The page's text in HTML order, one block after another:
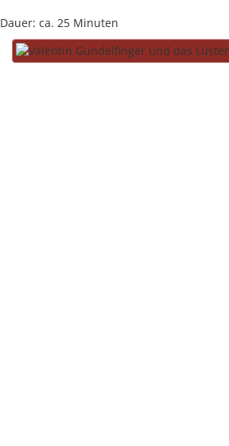
Dauer: ca. 25 Minuten